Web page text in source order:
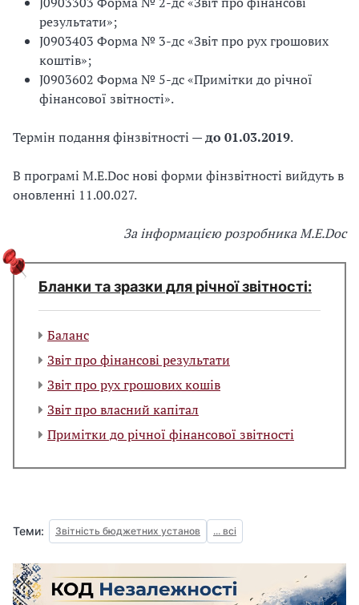
результати»;
J0903403 Форма № 3-дс «Звіт про рух грошових
коштів»;
J0903602 Форма № 5-дс «Примітки до річної
фінансової звітності».
Термін подання фінзвітності —до 01.03.2019.
В програмі M.E.Doc нові форми фінзвітності вийдуть в
оновленні 11.00.027.
За інформацією розробника M.E.Doc
Бланки та зразки для річної звітності:
Баланс
Звіт про фінансові результати
Звіт про рух грошових кошів
Звіт про власний капітал
Примітки до річної фінансової звітності
Теми: Звітність бюджетних установ ... всі